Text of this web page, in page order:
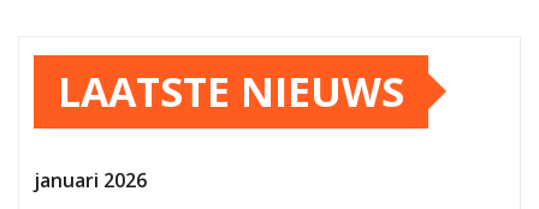
LAATSTE NIEUWS
januari 2026